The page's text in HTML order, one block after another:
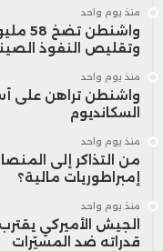
تضمن لها جزءًا من
المتقدمة إلى
“إنفيديا” و“إيه
في موازاة ذلك،
مشروعًا أكثر
تُسدد على شكل
منذ يوم واحد
وتقليص النفوذ
منذ يوم واحد
واشنطن تراهن على
السكانديوم
منذ يوم واحد
من التذاكر إلى
إمبراطوريات مالية؟
منذ يوم واحد
قدراته ضد المسيّرات